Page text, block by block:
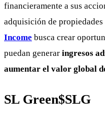
financieramente a sus
adquisición de
Income busca crear
puedan generar ingresos
aumentar el valor global
SL Green$SLG